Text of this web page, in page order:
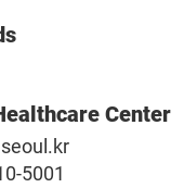
Center
5001